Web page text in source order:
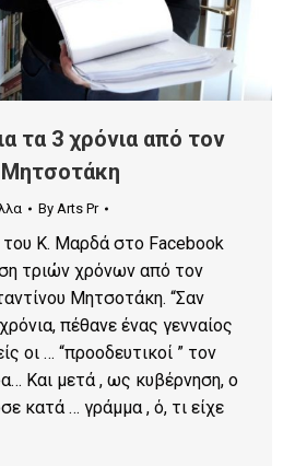
τα 3 χρόνια από τον
By Arts Pr
Κ. Μαρδά στο Facebook
τριών χρόνων από τον
Μητσοτάκη. “Σαν
πέθανε ένας γενναίος
οι … “προοδευτικοί ” τον
Και μετά , ως κυβέρνηση, ο
κατά … γράμμα , ό, τι είχε